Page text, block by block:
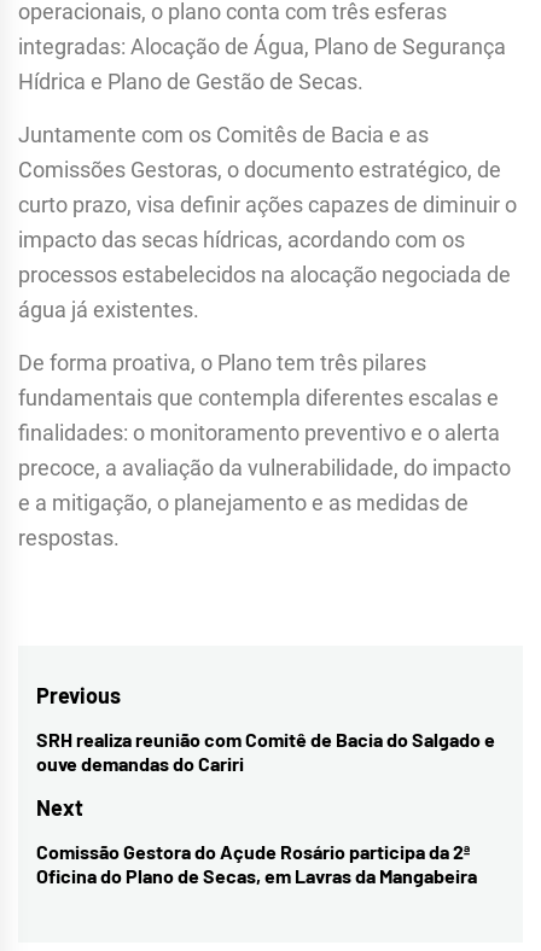
operacionais, o plano conta com três esferas
integradas: Alocação de Água, Plano de Segurança
Hídrica e Plano de Gestão de Secas.
Juntamente com os Comitês de Bacia e as
Comissões Gestoras, o documento estratégico, de
curto prazo, visa definir ações capazes de diminuir o
impacto das secas hídricas, acordando com os
processos estabelecidos na alocação negociada de
água já existentes.
De forma proativa, o Plano tem três pilares
fundamentais que contempla diferentes escalas e
finalidades: o monitoramento preventivo e o alerta
precoce, a avaliação da vulnerabilidade, do impacto
e a mitigação, o planejamento e as medidas de
respostas.
Navegação
de
Previous
Previous
post:
SRH realiza reunião com Comitê de Bacia do Salgado e
ouve demandas do Cariri
Next
Next
post:
Comissão Gestora do Açude Rosário participa da 2ª
Oficina do Plano de Secas, em Lavras da Mangabeira